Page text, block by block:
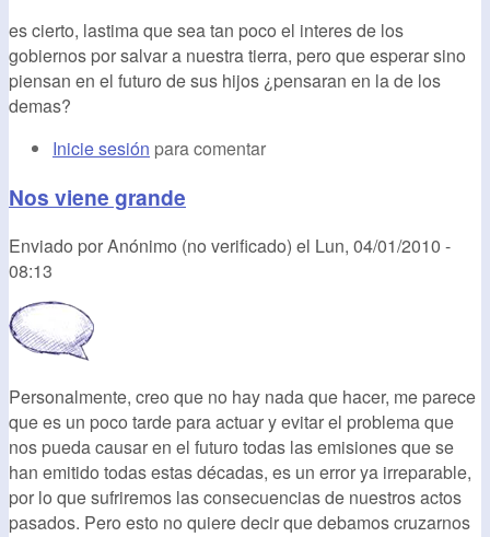
es cierto, lastima que sea tan poco el interes de los
gobiernos por salvar a nuestra tierra, pero que esperar sino
piensan en el futuro de sus hijos ¿pensaran en la de los
demas?
Inicie sesión para comentar
Nos viene grande
Enviado porAnónimo (no verificado) el Lun, 04/01/2010 -
08:13
Personalmente, creo que no hay nada que hacer, me parece
que es un poco tarde para actuar y evitar el problema que
nos pueda causar en el futuro todas las emisiones que se
han emitido todas estas décadas, es un error ya irreparable,
por lo que sufriremos las consecuencias de nuestros actos
pasados. Pero esto no quiere decir que debamos cruzarnos